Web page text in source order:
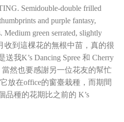
Semidouble-double frilled
and purple fantasy,
Medium green serrated, slightly
收到這棵花的無根中苗，真的很
我K’s Dancing Spree 和 Cherry
當然也要感謝另一位花友的幫忙
放在office的窗臺栽種，而期間
品種的花期比之前的 K’s